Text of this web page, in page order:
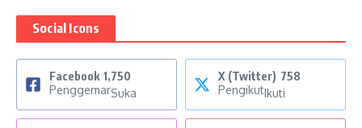
Social Icons
Facebook 1,750
PenggemarSuka
X (Twitter) 758
PengikutIkuti